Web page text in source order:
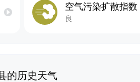
空气污染扩散指数
良
的历史天气